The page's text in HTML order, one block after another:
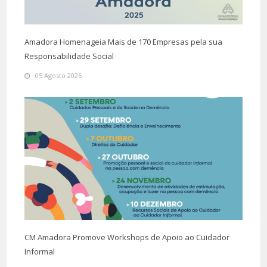
Amadora Homenageia Mais de 170 Empresas pela sua
Responsabilidade Social
05 Agosto 2026
CM Amadora Promove Workshops de Apoio ao Cuidador
Informal